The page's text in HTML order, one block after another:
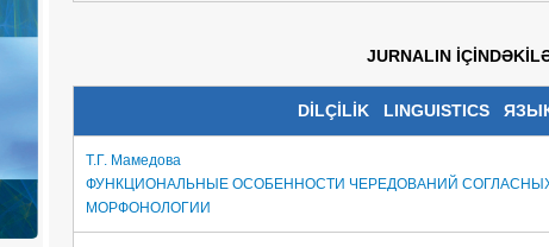
JURNALIN
DİLÇİLİK LINGUISTICS
Т.Г. Мамедова
ФУНКЦИОНАЛЬНЫЕ ОСОБЕННОСТИ ЧЕРЕДОВАНИЙ
МОРФОНОЛОГИИ